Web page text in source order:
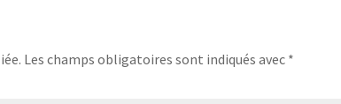
Les champs obligatoires sont indiqués avec *